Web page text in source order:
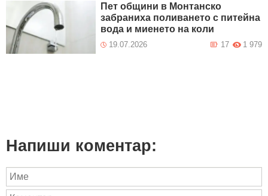
Пет общини в Монтанско
забраниха поливането с питейна
вода и миенето на коли
19.07.2026 1 979
17
Напиши коментар: